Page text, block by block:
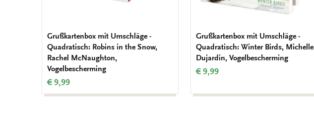
Grußkartenbox mit Umschläge -
Quadratisch: Robins in the Snow,
Rachel McNaughton,
Vogelbescherming
€ 9,99
Grußkartenbox mit Umschläge -
Quadratisch: Winter Birds, Michelle
Dujardin, Vogelbescherming
€ 9,99